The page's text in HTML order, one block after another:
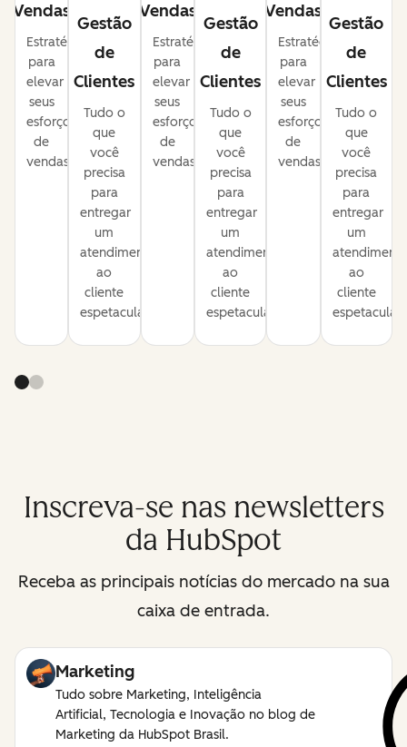
Vendas
Estratégias
para
elevar
seus
esforços
de
vendas.
Gestão
de
Clientes
Tudo o
que
você
precisa
para
entregar
um
atendimento
ao
cliente
espetacular.
Vendas
Estratégias
para
elevar
seus
esforços
de
vendas.
Gestão
de
Clientes
Tudo o
que
você
precisa
para
entregar
um
atendimento
ao
cliente
espetacular.
Vendas
Estratégias
para
elevar
seus
esforços
de
vendas.
Gestão
de
Clientes
Tudo o
que
você
precisa
para
entregar
um
ao
cliente
espetacular.
Inscreva-se nas newsletters
da HubSpot
Receba as principais notícias do mercado na sua
caixa de entrada.
Marketing
Tudo sobre Marketing, Inteligência
Artificial, Tecnologia e Inovação no blog de
Marketing da HubSpot Brasil.